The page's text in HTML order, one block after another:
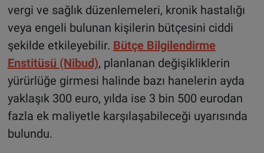
vergi ve sağlık düzenlemeleri, kronik hastalığı
veya engeli bulunan kişilerin bütçesini ciddi
şekilde etkileyebilir. Bütçe Bilgilendirme
Enstitüsü (Nibud), planlanan değişikliklerin
yürürlüğe girmesi halinde bazı hanelerin ayda
yaklaşık 300 euro, yılda ise 3 bin 500 eurodan
fazla ek maliyetle karşılaşabileceği uyarısında
bulundu.